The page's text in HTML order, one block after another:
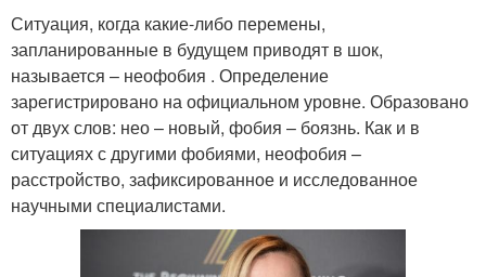
Ситуация, когда какие-либо перемены,
запланированные в будущем приводят в шок,
называется – неофобия . Определение
зарегистрировано на официальном уровне. Образовано
от двух слов: нео – новый, фобия – боязнь. Как и в
ситуациях с другими фобиями, неофобия –
расстройство, зафиксированное и исследованное
научными специалистами.